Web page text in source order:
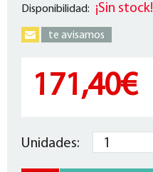
Disponibilidad: ¡Sin stock!
te avisamos
171,40€
Unidades: